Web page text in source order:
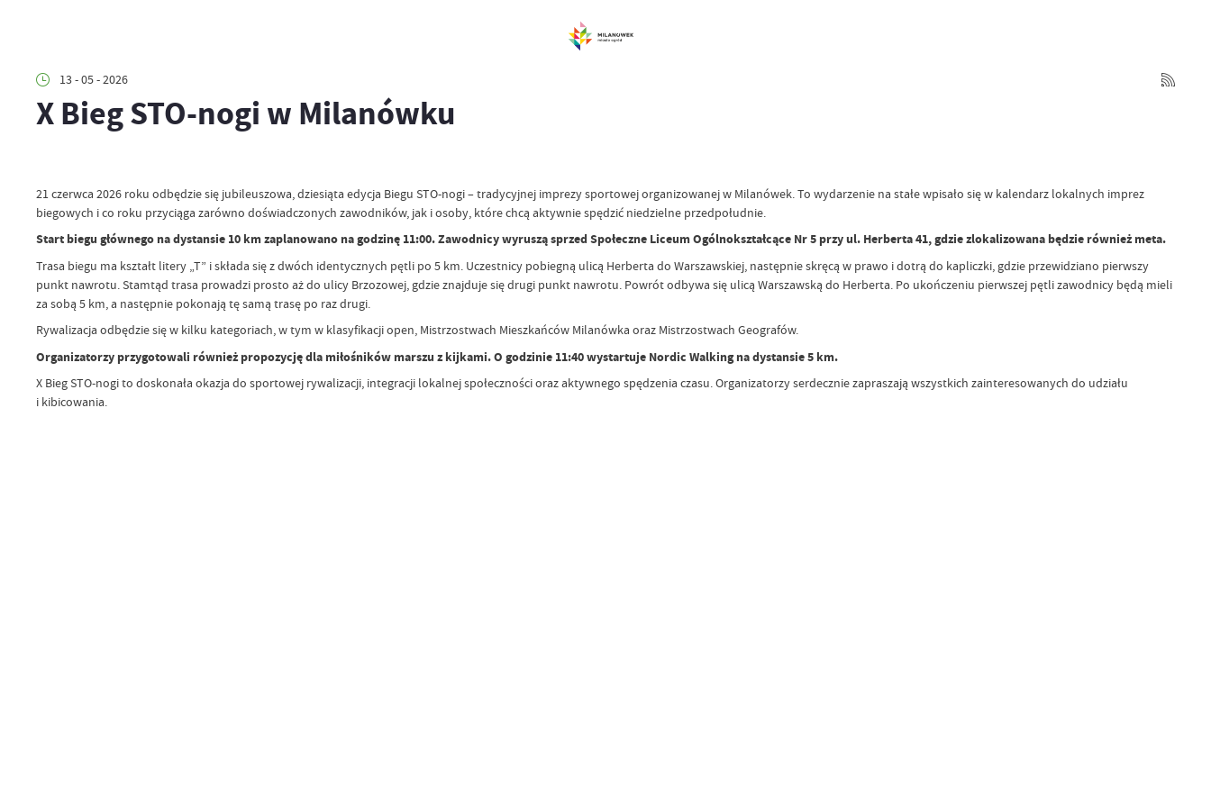
13 - 05 - 2026
X Bieg STO-nogi w Milanówku
21 czerwca 2026 roku odbędzie się jubileuszowa, dziesiąta edycja Biegu STO-nogi – tradycyjnej imprezy sportowej organizowanej w Milanówek. To wydarzenie na stałe wpisało się w kalendarz lokalnych imprez
biegowych i co roku przyciąga zarówno doświadczonych zawodników, jak i osoby, które chcą aktywnie spędzić niedzielne przedpołudnie.
Start biegu głównego na dystansie 10 km zaplanowano na godzinę 11:00. Zawodnicy wyruszą sprzed Społeczne Liceum Ogólnokształcące Nr 5 przy ul. Herberta 41, gdzie zlokalizowana będzie również meta.
Trasa biegu ma kształt litery „T” i składa się z dwóch identycznych pętli po 5 km. Uczestnicy pobiegną ulicą Herberta do Warszawskiej, następnie skręcą w prawo i dotrą do kapliczki, gdzie przewidziano pierwszy
punkt nawrotu. Stamtąd trasa prowadzi prosto aż do ulicy Brzozowej, gdzie znajduje się drugi punkt nawrotu. Powrót odbywa się ulicą Warszawską do Herberta. Po ukończeniu pierwszej pętli zawodnicy będą mieli
za sobą 5 km, a następnie pokonają tę samą trasę po raz drugi.
Rywalizacja odbędzie się w kilku kategoriach, w tym w klasyfikacji open, Mistrzostwach Mieszkańców Milanówka oraz Mistrzostwach Geografów.
Organizatorzy przygotowali również propozycję dla miłośników marszu z kijkami. O godzinie 11:40 wystartuje Nordic Walking na dystansie 5 km.
X Bieg STO-nogi to doskonała okazja do sportowej rywalizacji, integracji lokalnej społeczności oraz aktywnego spędzenia czasu. Organizatorzy serdecznie zapraszają wszystkich zainteresowanych do udziału
i kibicowania.